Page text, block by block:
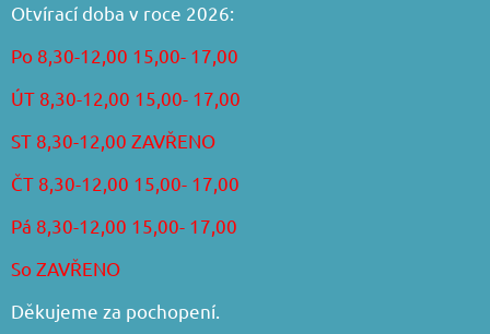
Otvírací doba v roce 2026:
Po 8,30-12,00 15,00- 17,00
ÚT 8,30-12,00 15,00- 17,00
ST 8,30-12,00 ZAVŘENO
ČT 8,30-12,00 15,00- 17,00
Pá 8,30-12,00 15,00- 17,00
So ZAVŘENO
Děkujeme za pochopení.